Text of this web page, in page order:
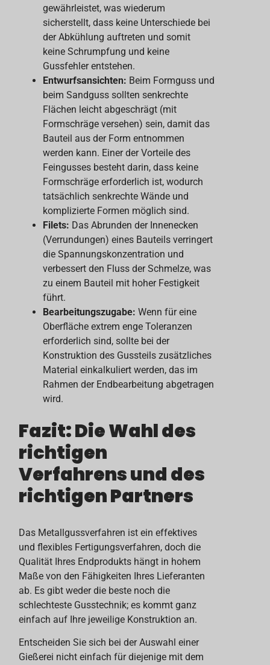
gewährleistet, was wiederum
sicherstellt, dass keine Unterschiede bei
der Abkühlung auftreten und somit
keine Schrumpfung und keine
Gussfehler entstehen.
Entwurfsansichten: Beim Formguss und
beim Sandguss sollten senkrechte
Flächen leicht abgeschrägt (mit
Formschräge versehen) sein, damit das
Bauteil aus der Form entnommen
werden kann. Einer der Vorteile des
Feingusses besteht darin, dass keine
Formschräge erforderlich ist, wodurch
tatsächlich senkrechte Wände und
komplizierte Formen möglich sind.
Filets: Das Abrunden der Innenecken
(Verrundungen) eines Bauteils verringert
die Spannungskonzentration und
verbessert den Fluss der Schmelze, was
zu einem Bauteil mit hoher Festigkeit
führt.
Bearbeitungszugabe: Wenn für eine
Oberfläche extrem enge Toleranzen
erforderlich sind, sollte bei der
Konstruktion des Gussteils zusätzliches
Material einkalkuliert werden, das im
Rahmen der Endbearbeitung abgetragen
wird.
Fazit: Die Wahl des
richtigen
Verfahrens und des
richtigen Partners
Das Metallgussverfahren ist ein effektives
und flexibles Fertigungsverfahren, doch die
Qualität Ihres Endprodukts hängt in hohem
Maße von den Fähigkeiten Ihres Lieferanten
ab. Es gibt weder die beste noch die
schlechteste Gusstechnik; es kommt ganz
einfach auf Ihre jeweilige Konstruktion an.
Entscheiden Sie sich bei der Auswahl einer
Gießerei nicht einfach für diejenige mit dem